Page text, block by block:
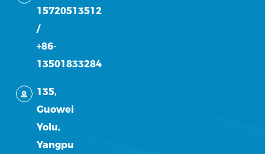
15720513512
/
+86-
13501833284
135,
Guowei
Yolu,
Yangpu